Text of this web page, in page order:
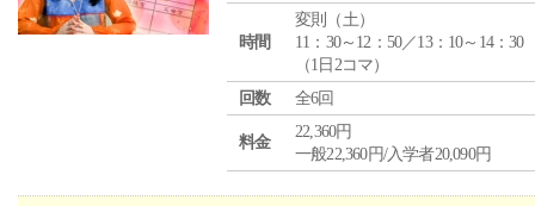
時間
変則（土）
11：30～12：50／13：10～14：30
（1日2コマ）
回数
全6回
料金
22,360円
一般22,360円/入学者20,090円